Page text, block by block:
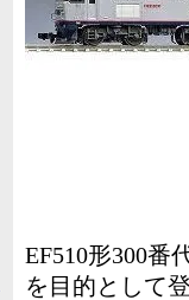
EF510形300番
を目的として